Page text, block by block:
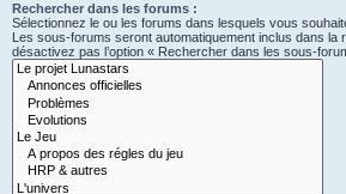
Rechercher dans les forums :
Sélectionnez le ou les forums dans lesquels vous
Les sous-forums seront automatiquement inclus dans la
désactivez pas l’option « Rechercher dans les sous-